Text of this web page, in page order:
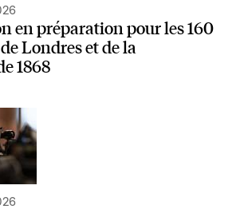
en préparation pour les 160
Londres et de la
1868